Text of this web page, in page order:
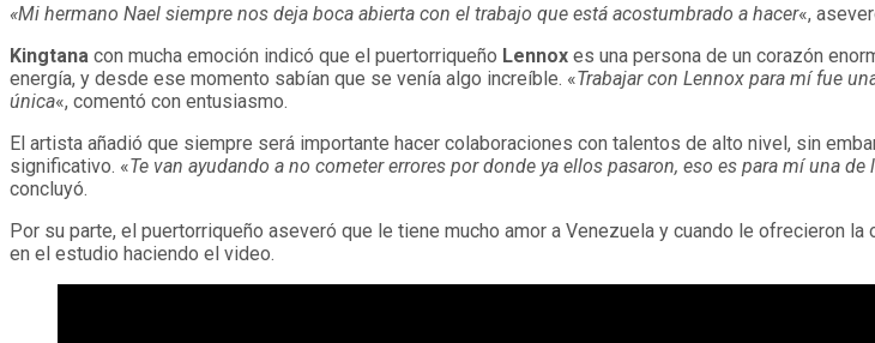
«Mi hermano Nael siempre nos deja boca abierta con el trabajo que está acostumbrado a hacer«,
Kingtana con mucha emoción indicó que el puertorriqueño Lennox es una persona de un corazón
energía, y desde ese momento sabían que se venía algo increíble. «Trabajar con Lennox para mí fue
única«, comentó con entusiasmo.
El artista añadió que siempre será importante hacer colaboraciones con talentos de alto nivel, sin
significativo. «Te van ayudando a no cometer errores por donde ya ellos pasaron, eso es para mí una
concluyó.
Por su parte, el puertorriqueño aseveró que le tiene mucho amor a Venezuela y cuando le ofrecieron
en el estudio haciendo el video.